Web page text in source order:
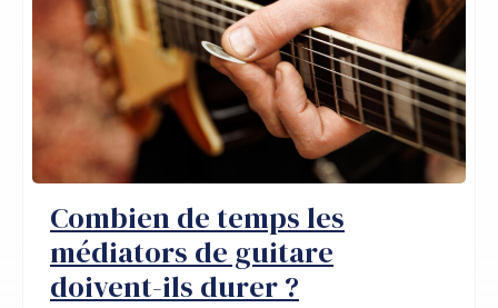
Combien de temps les
médiators de guitare
doivent-ils durer ?